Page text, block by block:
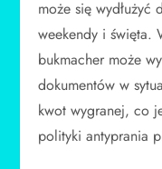
może się wydłużyć
weekendy i święta.
bukmacher może
dokumentów w
kwot wygranej, co
polityki antyprania